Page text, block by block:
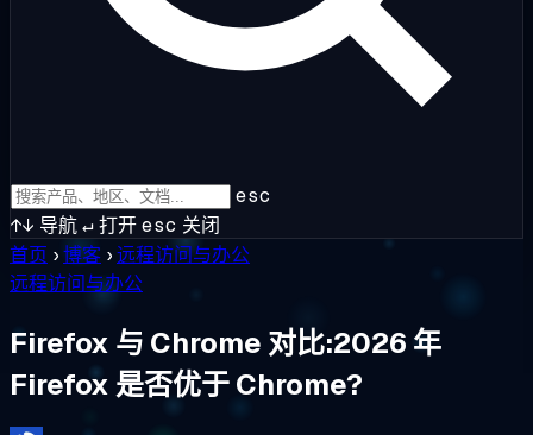
esc
↑↓ 导航↵打开esc 关闭
首页 ›博客 ›远程访问与办公
远程访问与办公
Firefox 与 Chrome 对比:2026 年
Firefox 是否优于 Chrome?